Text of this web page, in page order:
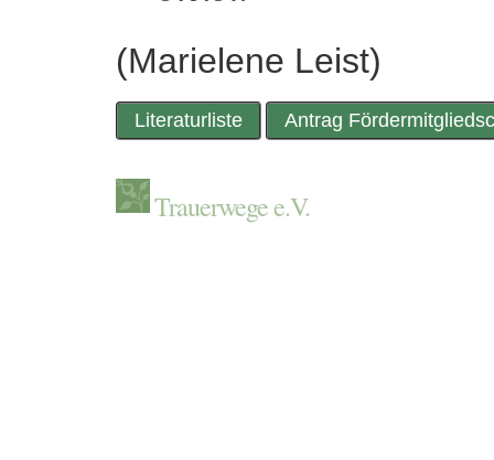
(Marielene Leist)
Literaturliste Antrag
Trauerwege e.V.